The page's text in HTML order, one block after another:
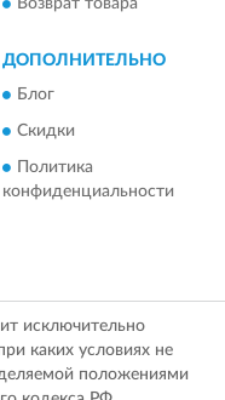
Возврат товара
ДОПОЛНИТЕЛЬНО
Блог
Скидки
Политика
конфиденциальности
исключительно
каких условиях не
положениями